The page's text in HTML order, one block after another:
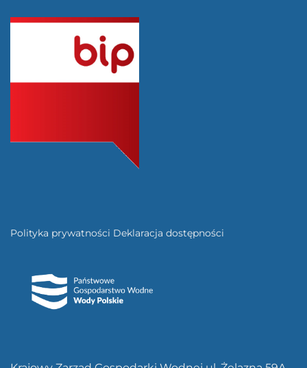
Polityka prywatności Deklaracja dostępności